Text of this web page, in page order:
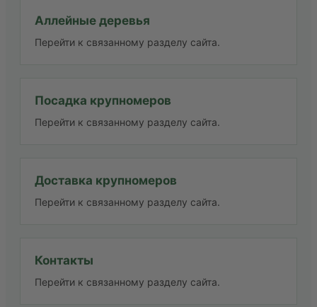
Аллейные деревья
Перейти к связанному разделу сайта.
Посадка крупномеров
Перейти к связанному разделу сайта.
Доставка крупномеров
Перейти к связанному разделу сайта.
Контакты
Перейти к связанному разделу сайта.